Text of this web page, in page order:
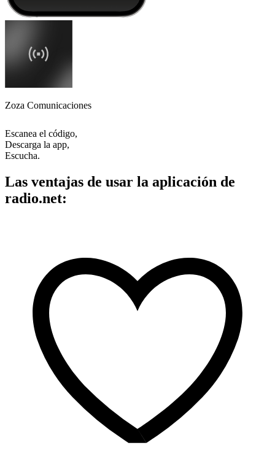
Zoza Comunicaciones
Escanea el código,
Descarga la app,
Escucha.
Las ventajas de usar la aplicación de
radio.net: